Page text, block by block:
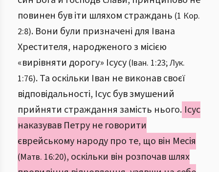
повинен був іти шляхом страждань (1 Кор.
2:8). Вони були призначені для Івана
Хрестителя, народженого з місією
«вирівняти дорогу» Ісусу (Іван. 1:23; Лук.
1:76). Та оскільки Іван не виконав своєї
відповідальності, Ісус був змушений
прийняти страждання замість нього. Ісус
наказував Петру не говорити
єврейському народу про те, що він Месія
(Матв. 16:20), оскільки він розпочав шлях